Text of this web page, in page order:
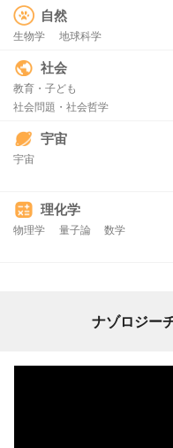
自然
生物学 地球科学
社会
教育・子ども
社会問題・社会哲学
宇宙
宇宙
理化学
物理学 量子論 数学
ナゾロジー